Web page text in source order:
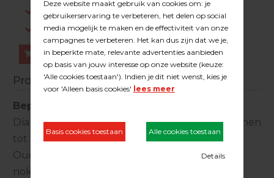
Gratis verzending in NL vanaf €200,-
Log in om prijzen te zien.
Bestellen
Productinformatie
Bepo zaagblad diamant
Diamant zaagblad voor tegels en stalen kozijnen
tot 2 mm. (geen aluminium).
Oud model (ovale gaatjes) voor gebruik van
nokkensleutel.